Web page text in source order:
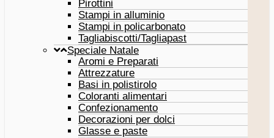
Pirottini
Stampi in alluminio
Stampi in policarbonato
Tagliabiscotti/Tagliapast
Speciale Natale
Aromi e Preparati
Attrezzature
Basi in polistirolo
Coloranti alimentari
Confezionamento
Decorazioni per dolci
Glasse e paste